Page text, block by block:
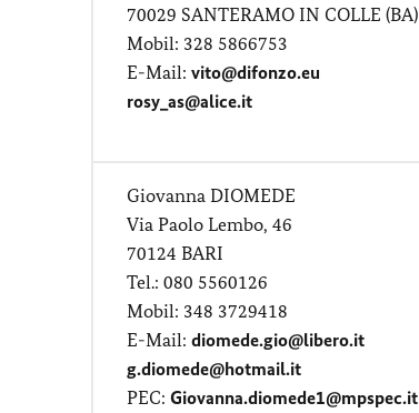
70029 SANTERAMO IN COLLE (BA)
Mobil: 328 5866753
E-Mail: vito@difonzo.eu
rosy_as@alice.it
Giovanna DIOMEDE
Via Paolo Lembo, 46
70124 BARI
Tel.: 080 5560126
Mobil: 348 3729418
E-Mail: diomede.gio@libero.it
g.diomede@hotmail.it
PEC: Giovanna.diomede1@mpspec.it